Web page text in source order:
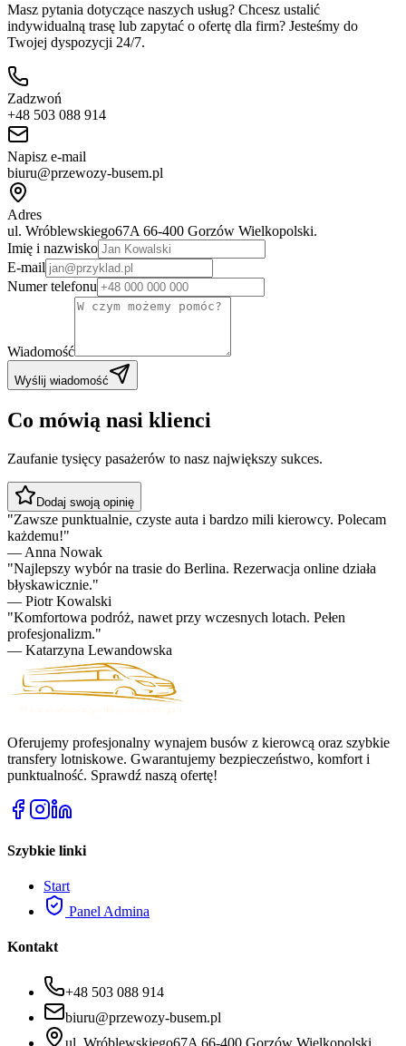
Masz pytania dotyczące naszych usług? Chcesz ustalić
indywidualną trasę lub zapytać o ofertę dla firm? Jesteśmy do
Twojej dyspozycji 24/7.
Zadzwoń
+48 503 088 914
Napisz e-mail
biuru@przewozy-busem.pl
Adres
ul. Wróblewskiego67A 66-400 Gorzów Wielkopolski.
Imię i nazwisko
E-mail
Numer telefonu
Wiadomość
Wyślij wiadomość
Co mówią nasi klienci
Zaufanie tysięcy pasażerów to nasz największy sukces.
Dodaj swoją opinię
"Zawsze punktualnie, czyste auta i bardzo mili kierowcy. Polecam
każdemu!"
— Anna Nowak
"Najlepszy wybór na trasie do Berlina. Rezerwacja online działa
błyskawicznie."
— Piotr Kowalski
"Komfortowa podróż, nawet przy wczesnych lotach. Pełen
profesjonalizm."
— Katarzyna Lewandowska
Oferujemy profesjonalny wynajem busów z kierowcą oraz szybkie
transfery lotniskowe. Gwarantujemy bezpieczeństwo, komfort i
punktualność. Sprawdź naszą ofertę!
Szybkie linki
Start
Panel Admina
Kontakt
+48 503 088 914
biuru@przewozy-busem.pl
ul. Wróblewskiego67A 66-400 Gorzów Wielkopolski.